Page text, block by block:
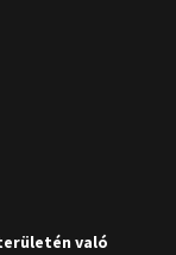
való